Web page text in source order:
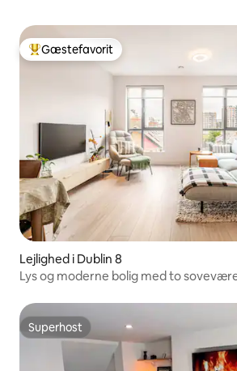
Bedste gæstefavorit
Gæstefavorit
Lejlighed i Dublin 8
Lys og moderne bolig med to
Superhost
Superhost